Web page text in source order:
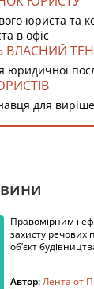
юриста та
в офіс
ВЛАСНИЙ
юридичної
для
Правомірним і
захисту речових
об’єкт
Автор:Лента от